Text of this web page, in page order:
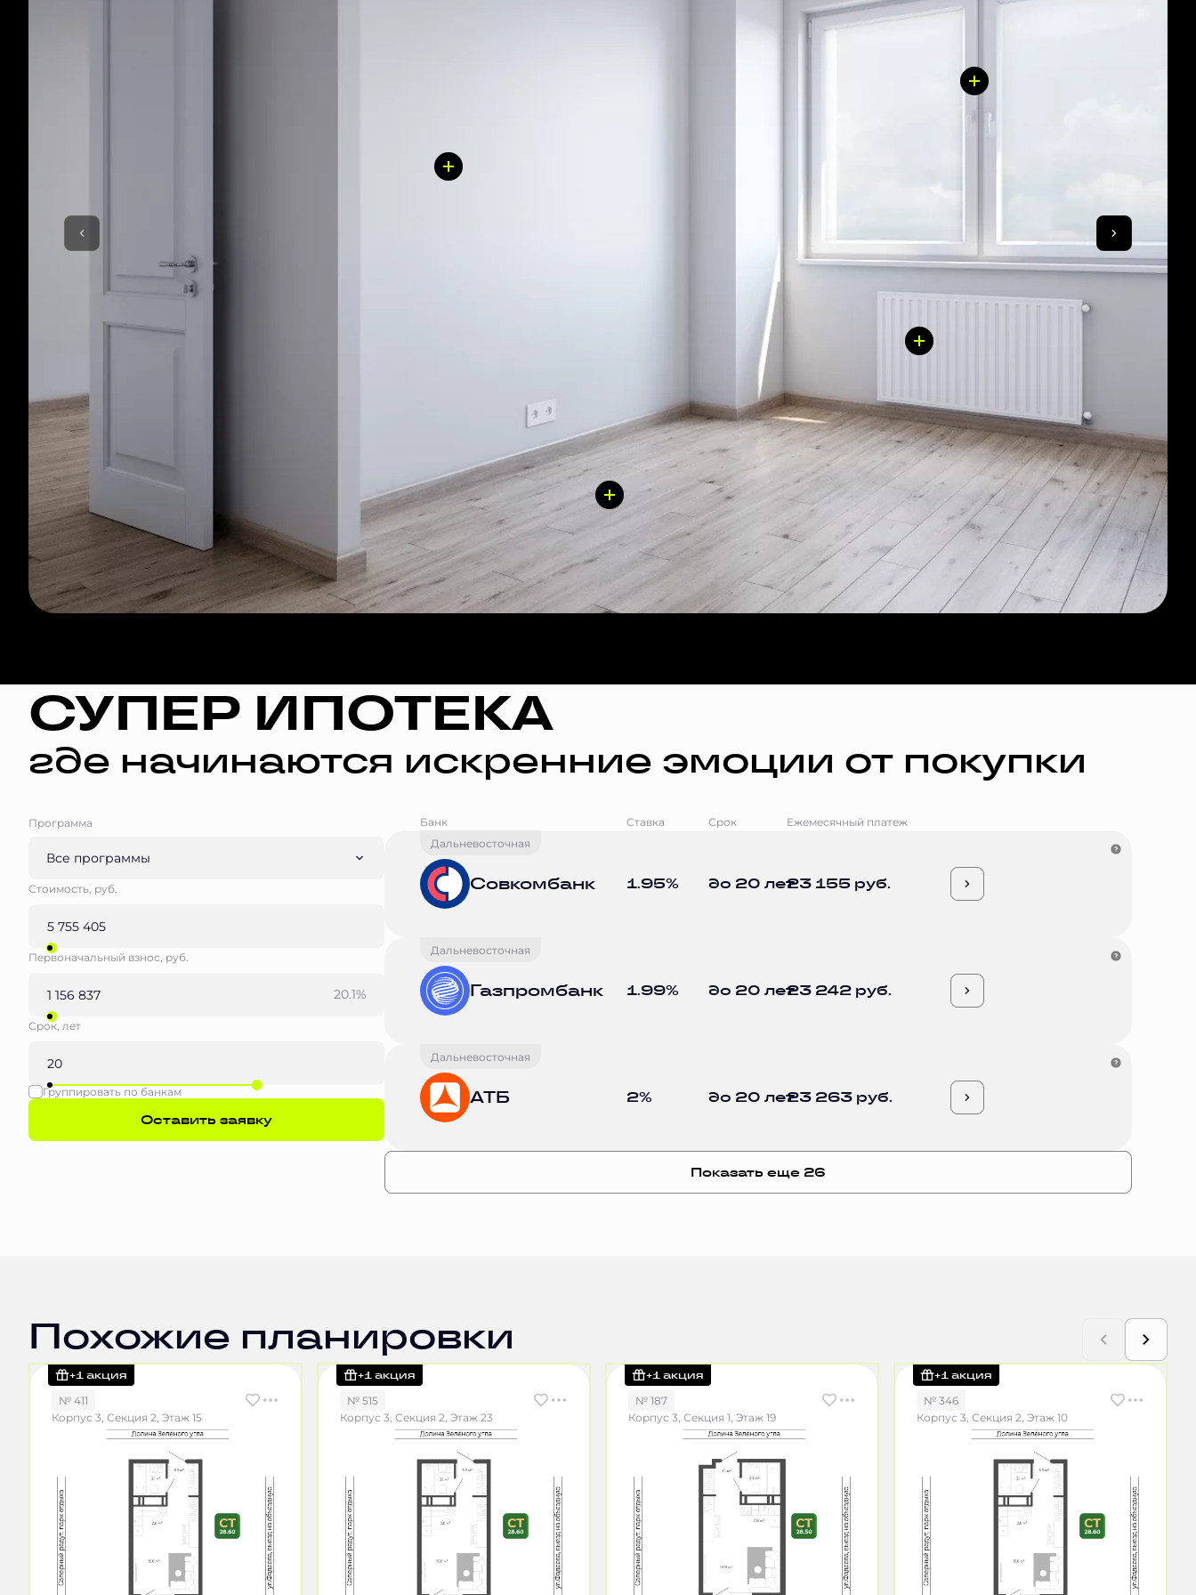
СУПЕР ИПОТЕКА
где начинаются искренние эмоции от покупки
Программа
Все программы
Стоимость, руб.
Первоначальный взнос, руб.
20.1%
Срок, лет
Группировать по банкам
Оставить заявку
Банк Ставка Срок
Ежемесячный платеж
Дальневосточная
Совкомбанк 1.95% до 20 лет23 155 руб.
Дальневосточная
Газпромбанк 1.99% до 20 лет23 242 руб.
Дальневосточная
АТБ 2% до 20 лет23 263 руб.
Показать еще 26
Похожие планировки
+1 акция
№ 411
Корпус 3, Секция 2, Этаж 15
+1 акция
№ 515
Корпус 3, Секция 2, Этаж 23
+1 акция
№ 187
Корпус 3, Секция 1, Этаж 19
+1 акция
№ 346
Корпус 3, Секция 2, Этаж 10